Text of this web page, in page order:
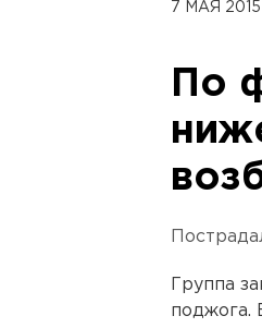
7 МАЯ 2015
По
Группа
поджога.